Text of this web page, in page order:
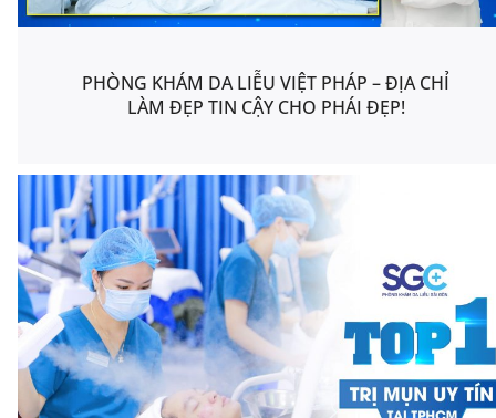
PHÒNG KHÁM DA LIỄU VIỆT PHÁP – ĐỊA CHỈ
LÀM ĐẸP TIN CẬY CHO PHÁI ĐẸP!